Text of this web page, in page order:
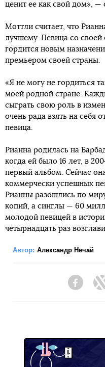
ценит ее как свой дом», —
Моттли считает, что
лучшему. Певица со своей
гордится новым
премьером своей страны.
«Я не могу не гордиться
моей родной стране.
сыграть свою роль в
очень рада взять на себя
певица.
Рианна родилась на
когда ей было 16 лет, в
первый альбом. Сейчас
коммерчески успешных
Рианны разошлись по
копий, а синглы — 60
молодой певицей в
четырнадцать раз
Автор: Александр Нечай